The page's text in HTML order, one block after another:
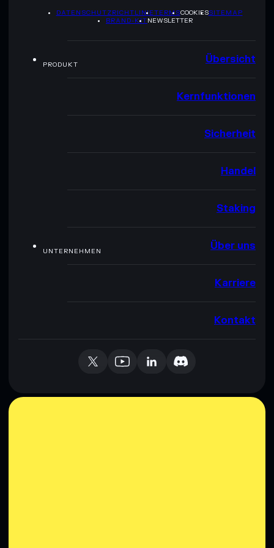
DATENSCHUTZRICHTLINIETERMSCOOKIESSITEMAP
BRAND-KITNEWSLETTER
PRODUKT Übersicht
Kernfunktionen
Sicherheit
Handel
Staking
UNTERNEHMEN Über uns
Karriere
Kontakt